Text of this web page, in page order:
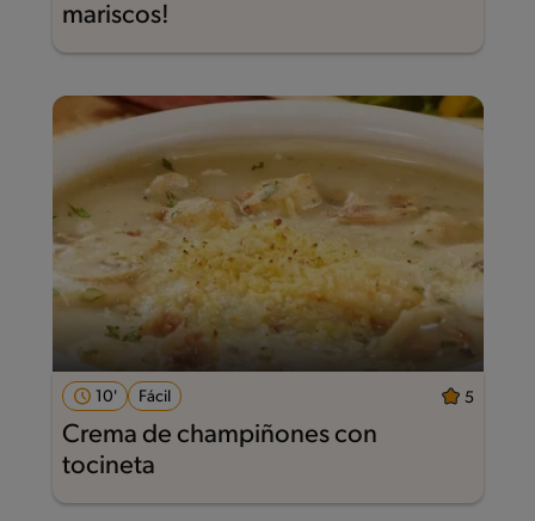
mariscos!
10' Fácil 5
Crema de champiñones con
tocineta